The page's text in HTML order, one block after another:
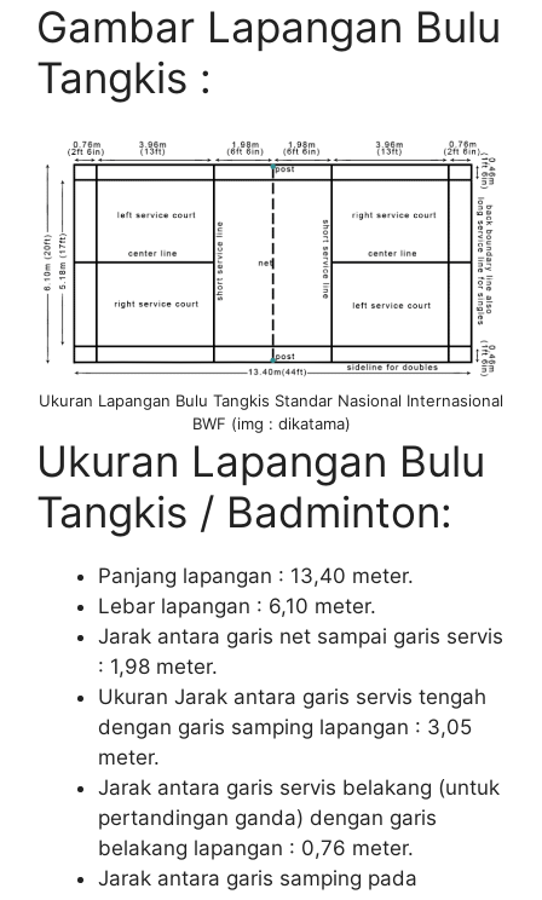
Gambar Lapangan Bulu
Tangkis :
Ukuran Lapangan Bulu Tangkis Standar Nasional Internasional
BWF (img : dikatama)
Ukuran Lapangan Bulu
Tangkis / Badminton:
Panjang lapangan : 13,40 meter.
Lebar lapangan : 6,10 meter.
Jarak antara garis net sampai garis servis
: 1,98 meter.
Ukuran Jarak antara garis servis tengah
dengan garis samping lapangan : 3,05
meter.
Jarak antara garis servis belakang (untuk
pertandingan ganda) dengan garis
belakang lapangan : 0,76 meter.
Jarak antara garis samping pada